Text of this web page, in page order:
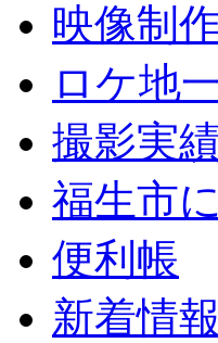
映像制
ロケ地
撮影実
福生市
便利帳
新着情報